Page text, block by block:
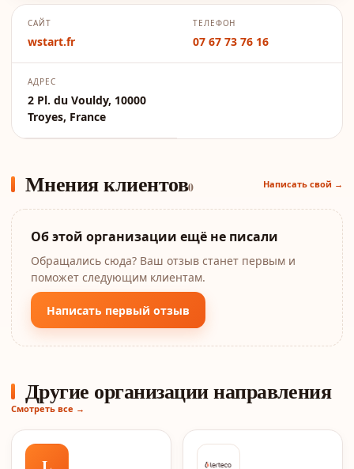
САЙТ
wstart.fr
ТЕЛЕФОН
07 67 73 76 16
АДРЕС
2 Pl. du Vouldy, 10000
Troyes, France
Мнения клиентов0 Написать свой →
Об этой организации ещё не писали
Обращались сюда? Ваш отзыв станет первым и
поможет следующим клиентам.
Написать первый отзыв
Другие организации направления
Смотреть все →